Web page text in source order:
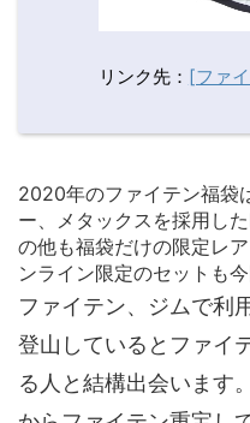
リンク先： [ファ
2020年のファイテン福袋
ー、メタックスを採用し
の他も福袋だけの限定レ
ンライン限定のセットも
ファイテン、ジムで利
登山しているとファイ
る人と結構出会います